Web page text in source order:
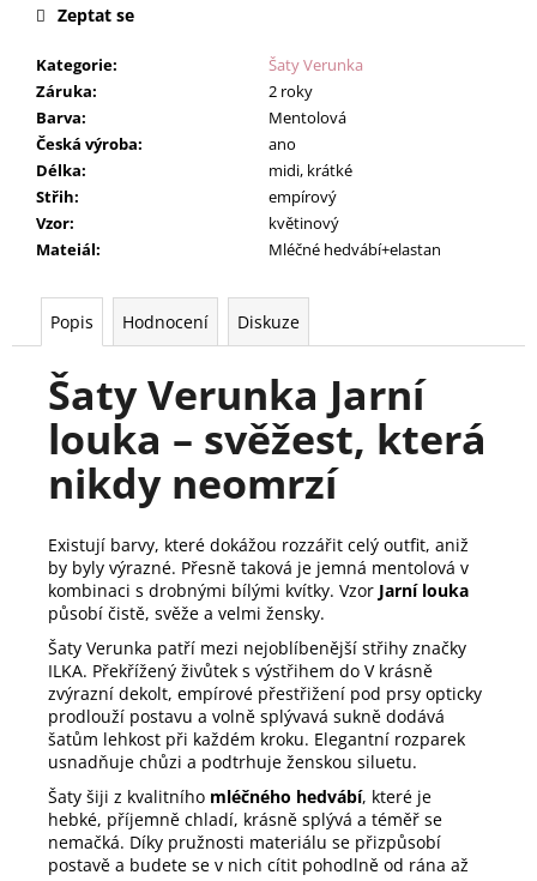
Kategorie:
Šaty Verunka
Záruka:
2 roky
Barva:
Mentolová
Česká výroba:
ano
Délka:
midi, krátké
Střih:
empírový
Vzor:
květinový
Mateiál: Mléčné hedvábí+elastan
Zeptat se
Popis Hodnocení Diskuze
Šaty Verunka Jarní
louka – svěžest, která
nikdy neomrzí
Existují barvy, které dokážou rozzářit celý outfit, aniž
by byly výrazné. Přesně taková je jemná mentolová v
kombinaci s drobnými bílými kvítky. Vzor Jarní louka
působí čistě, svěže a velmi žensky.
Šaty Verunka patří mezi nejoblíbenější střihy značky
ILKA. Překřížený živůtek s výstřihem do V krásně
zvýrazní dekolt, empírové přestřižení pod prsy opticky
prodlouží postavu a volně splývavá sukně dodává
šatům lehkost při každém kroku. Elegantní rozparek
usnadňuje chůzi a podtrhuje ženskou siluetu.
Šaty šiji z kvalitního mléčného hedvábí, které je
hebké, příjemně chladí, krásně splývá a téměř se
nemačká. Díky pružnosti materiálu se přizpůsobí
postavě a budete se v nich cítit pohodlně od rána až